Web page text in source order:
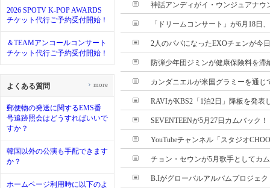
2026 SPOTV K-POP AWARDS
チケット代行ご予約受付開始！
＆TEAMアンコールコンサート
チケット代行ご予約受付開始！
よくある質問
郵便物の発送に関するEMS番
号追跡照会はどうすればいいで
すか？
韓国以外の公演も手配できます
か？
ホームページ利用時に以下のよ
› more
神話アンディがイ・ウンジュアナウ
「ドリームコンサート」が6月18日
2人のパパになったEXOチェンが今
防弾少年団ジミンが健康保険料を滞
カンダニエルが米国グラミーを通じ
RAVIがKBS2「1泊2日」降板を発表
SEVENTEENが5月27日カムバック！
YouTubeチャンネル「スタジオ
チョン・セウンが5月歌手としてカ
B.Iがグローバルアルバムプロジェ